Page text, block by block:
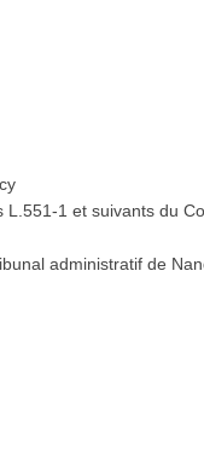
L.551-1 et suivants du
administratif de